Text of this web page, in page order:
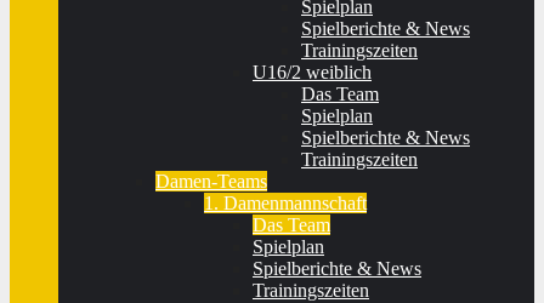
Spielplan
Spielberichte & News
Trainingszeiten
U16/2 weiblich
Das Team
Spielplan
Spielberichte & News
Trainingszeiten
Damen-Teams
1. Damenmannschaft
Das Team
Spielplan
Spielberichte & News
Trainingszeiten